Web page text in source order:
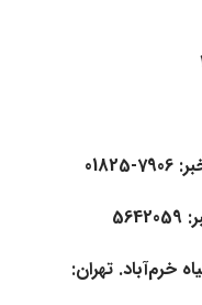
جعبۀ سیاه خرم‌آباد. تهران: